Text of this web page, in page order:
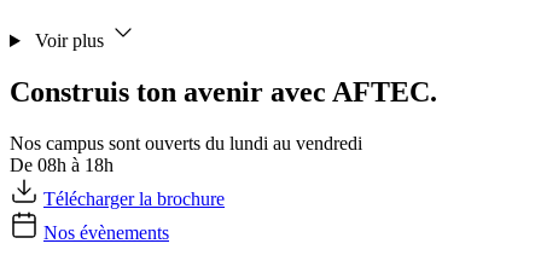
Voir plus
Construis ton avenir avec AFTEC.
Nos campus sont ouverts du lundi au vendredi
De 08h à 18h
Télécharger la brochure
Nos évènements